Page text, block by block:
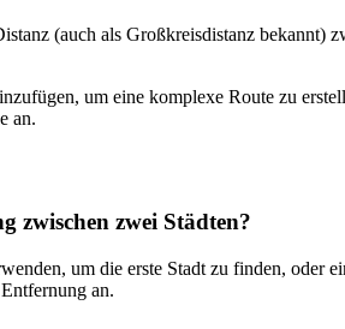
(auch als Großkreisdistanz bekannt)
um eine komplexe Route zu
an.
zwischen zwei Städten?
um die erste Stadt zu finden,
an.